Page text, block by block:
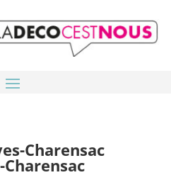
Charensac